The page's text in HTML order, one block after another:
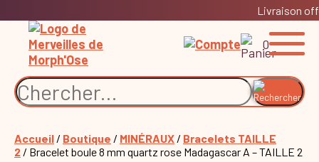
Livraison
0
Accueil / Boutique / MINÉRAUX / Bracelets TAILLE
2 / Bracelet boule 8 mm quartz rose Madagascar A – TAILLE 2